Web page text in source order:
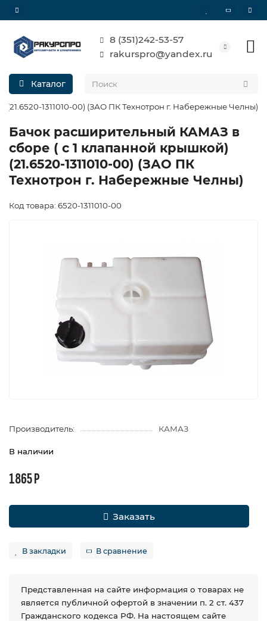
8 (351)242-53-57
rakurspro@yandex.ru
Каталог
1311010-00) (ЗАО ПК Технотрон г. Набережные Челны)
Бачок расширительный КАМАЗ в
сборе ( с 1 клапанной крышкой)
(21.6520-1311010-00) (ЗАО ПК
Технотрон г. Набережные Челны)
Код товара: 6520-1311010-00
Производитель: КАМАЗ
В наличии
1865 Р
Заказать
В закладки В сравнение
Представленная на сайте информация о товарах не
является публичной офертой в значении п. 2 ст. 437
Гражданского кодекса РФ. На настоящем сайте